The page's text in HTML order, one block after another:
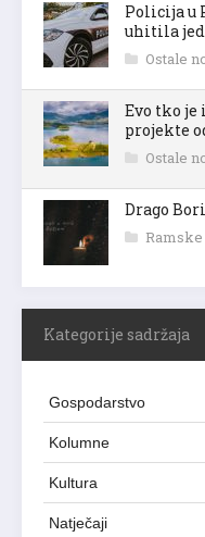
Policija u
uhitila
Ostale
Evo tko je
projekte
Ostale
Drago
Kategorije sadržaja
Gospodarstvo
Kolumne
Kultura
Natječaji